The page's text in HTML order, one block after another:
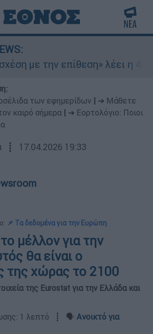
με την επίθεση» λέει η
των εφημερίδων
➔ Μάθετε
καιρό σήμερα
➔ Εορτολόγιο: Ποιοι
┋ 17.04.2026 19:33
📌 Τα δεδομένα για την Ευρώπη
μέλλον για την
θα είναι ο
της χώρας το 2100
της Eurostat για την Ελλάδα και
1 λεπτό ┋ 🗣️ Ανοικτό για